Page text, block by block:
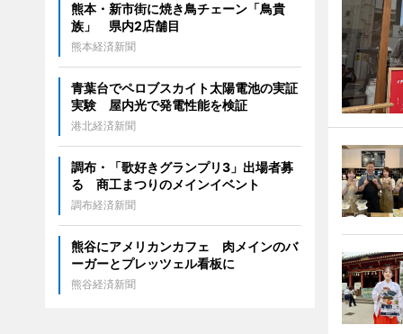
熊本・新市街に焼き鳥チェーン「鳥貴
族」 県内2店舗目
熊本経済新聞
青葉台でペロブスカイト太陽電池の実証
実験 屋内光で発電性能を検証
港北経済新聞
調布・「歌好きグランプリ3」出場者募
る 商工まつりのメインイベント
調布経済新聞
熊谷にアメリカンカフェ 肉メインのバ
ーガーとプレッツェル看板に
熊谷経済新聞